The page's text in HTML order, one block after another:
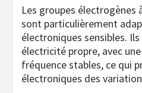
Les groupes électrogènes
sont particulièrement
électroniques sensibles.
électricité propre, avec
fréquence stables, ce qui
électroniques des